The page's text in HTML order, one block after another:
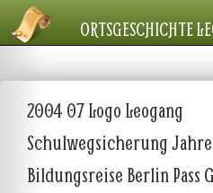
ORTSGESCHICHTE
2004 07 Logo Leogang
Schulwegsicherung
Bildungsreise Berlin Pass